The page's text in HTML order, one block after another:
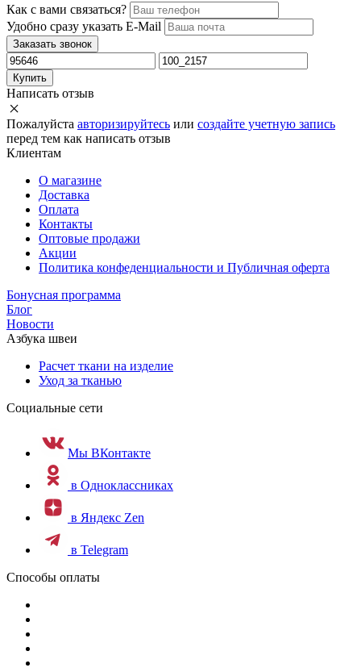
Как с вами связаться?
Удобно сразу указать E-Mail
Заказать звонок
Купить
Написать отзыв
Пожалуйста авторизируйтесь или создайте учетную запись
перед тем как написать отзыв
Клиентам
О магазине
Доставка
Оплата
Контакты
Оптовые продажи
Акции
Политика конфеденциальности и Публичная оферта
Бонусная программа
Блог
Новости
Азбука швеи
Расчет ткани на изделие
Уход за тканью
Социальные сети
Мы ВКонтакте
в Одноклассниках
в Яндекс Zen
в Telegram
Способы оплаты